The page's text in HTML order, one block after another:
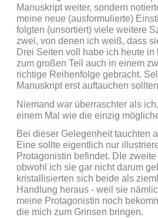
Manuskript weiter, sondern
meine neue (ausformulierte)
folgten (unsortiert) viele weitere
zwei, von denen ich weiß, dass
Drei Seiten voll habe ich heute
zum großen Teil auch in einem
richtige Reihenfolge gebracht.
Manuskript erst auftauchen
Niemand war überraschter als
einem Mal wie die einzig
Bei dieser Gelegenheit tauchten
Eine sollte eigentlich nur
Protagonistin befindet. DIe
obwohl ich sie gar nicht darum
kristallisierten sich beide als
Handlung heraus - weil sie
meine Protagonistin noch
die mich zum Grinsen bringen.